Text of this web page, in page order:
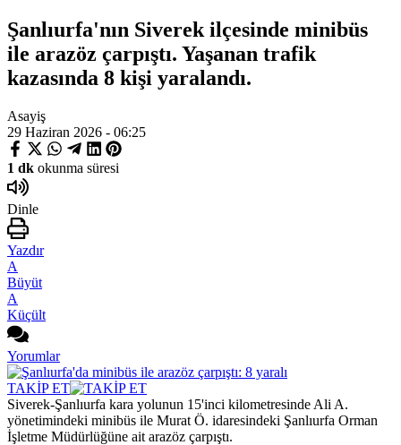
Şanlıurfa'nın Siverek ilçesinde minibüs
ile arazöz çarpıştı. Yaşanan trafik
kazasında 8 kişi yaralandı.
Asayiş
29 Haziran 2026 - 06:25
1 dk okunma süresi
Dinle
Yazdır
A
Büyüt
A
Küçült
Yorumlar
TAKİP ET
Siverek-Şanlıurfa kara yolunun 15'inci kilometresinde Ali A.
yönetimindeki minibüs ile Murat Ö. idaresindeki Şanlıurfa Orman
İşletme Müdürlüğüne ait arazöz çarpıştı.